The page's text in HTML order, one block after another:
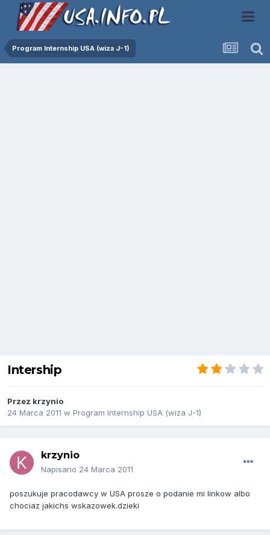
Program Internship USA (wiza J-1)
Intership
Przez krzynio
24 Marca 2011 w Program Internship USA (wiza J-1)
krzynio
Napisano 24 Marca 2011
poszukuje pracodawcy w USA prosze o podanie mi linkow albo
chociaz jakichs wskazowek.dzieki